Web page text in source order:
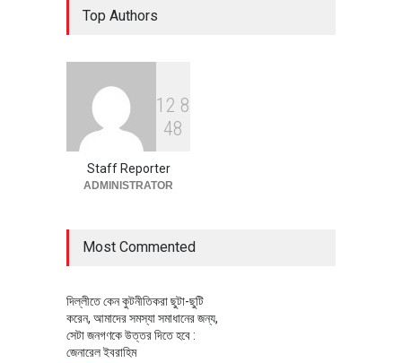
বৈশ্বিক প্রতিযোগিতা সক্ষমতা বাড়াতে
পোশাক শিল্পে নতুন উদ্যোগ
Top Authors
1 2 8
48
Staff Reporter
ADMINISTRATOR
Most Commented
দিল্লীতে কেন কুটনীতিকরা ছুটা-ছুটি
করেন, আমাদের সমস্যা সমাধানের জন্য,
সেটা জনগণকে উত্তর দিতে হবে :
জেনারেল ইবরাহিম